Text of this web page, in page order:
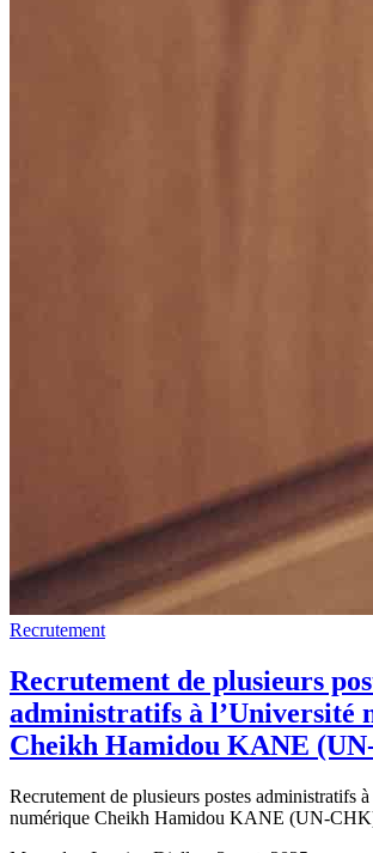
Recrutement
Recrutement de plusieurs
administratifs à l’Université
Cheikh Hamidou KANE
Recrutement de plusieurs postes administratifs
numérique Cheikh Hamidou KANE (UN-